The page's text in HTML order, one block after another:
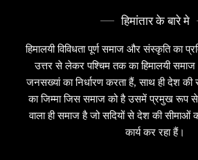
हिमांतार के बारे मे
हिमालयी विविधता पूर्ण समाज और संस्कृति का
उत्तर से लेकर पश्चिम तक का हिमालयी
जनसख्यां का निर्धारण करता हैं, साथ ही देश की
का जिम्मा जिस समाज को है उसमें प्रमुख रूप से
वाला ही समाज है जो सदियों से देश की सीमाओं
कार्य कर रहा हैं।